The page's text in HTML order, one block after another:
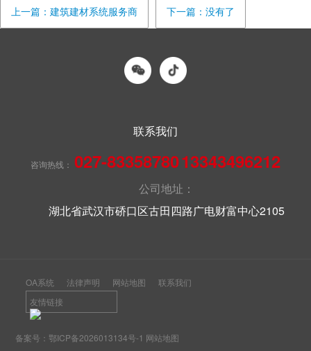
上一篇：建筑建材系统服务商 下一篇：没有了
联系我们
咨询热线： 027-8335878013343496212
公司地址：
湖北省武汉市硚口区古田四路广电财富中心2105
OA系统 法律声明 网站地图
联系我们
友情链接
备案号： 鄂ICP备2026013134号-1 网站地图